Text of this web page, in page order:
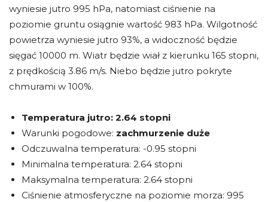
wyniesie jutro 995 hPa, natomiast ciśnienie na
poziomie gruntu osiągnie wartość 983 hPa. Wilgotność
powietrza wyniesie jutro 93%, a widoczność będzie
sięgać 10000 m. Wiatr będzie wiał z kierunku 165 stopni,
z prędkością 3.86 m/s. Niebo będzie jutro pokryte
chmurami w 100%.
Temperatura jutro: 2.64 stopni
Warunki pogodowe: zachmurzenie duże
Odczuwalna temperatura: -0.95 stopni
Minimalna temperatura: 2.64 stopni
Maksymalna temperatura: 2.64 stopni
Ciśnienie atmosferyczne na poziomie morza: 995